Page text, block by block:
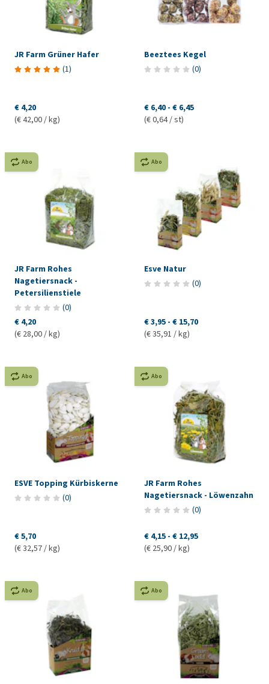
JR Farm Grüner Hafer
(1)
€ 4,20
(€ 42,00 / kg)
Beeztees Kegel
(0)
€ 6,40 - € 6,45
(€ 0,64 / st)
Abo
JR Farm Rohes
Nagetiersnack -
Petersilienstiele
(0)
€ 4,20
(€ 28,00 / kg)
Abo
Esve Natur
(0)
€ 3,95 - € 15,70
(€ 35,91 / kg)
Abo
ESVE Topping Kürbiskerne
(0)
€ 5,70
(€ 32,57 / kg)
Abo
JR Farm Rohes
Nagetiersnack - Löwenzahn
(0)
€ 4,15 - € 12,95
(€ 25,90 / kg)
Abo Abo